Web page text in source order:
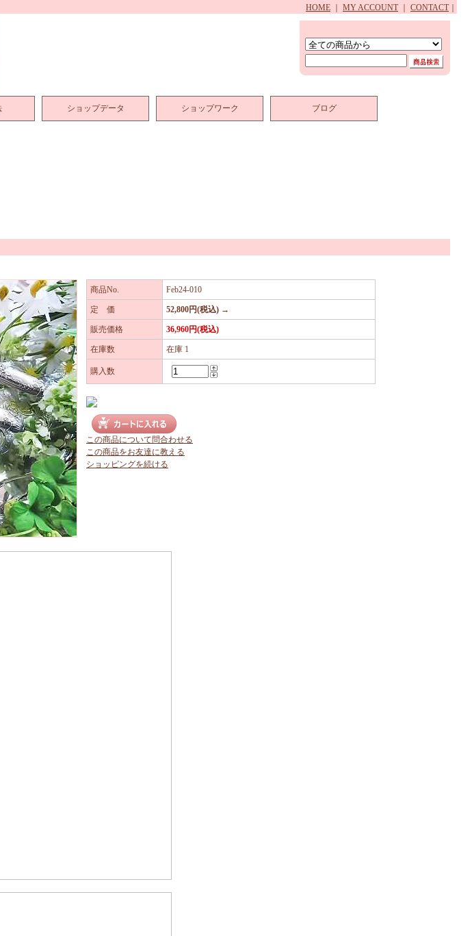
HOME MY ACCOUNT CONTACT
ショップデータ ショップワーク ブログ
商品No. Feb24-010
定 価 52,800円(税込) →
販売価格 36,960円(税込)
在庫数 在庫 1
購入数
この商品について問合わせる
この商品をお友達に教える
ショッピングを続ける